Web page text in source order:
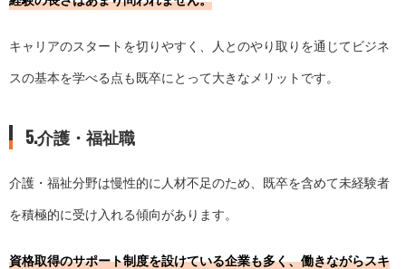
キャリアのスタートを切りやすく、人とのやり取りを通じてビジネ
スの基本を学べる点も既卒にとって大きなメリットです。
5.介護・福祉職
介護・福祉分野は慢性的に人材不足のため、既卒を含めて未経験者
を積極的に受け入れる傾向があります。
資格取得のサポート制度を設けている企業も多く、働きながらスキ